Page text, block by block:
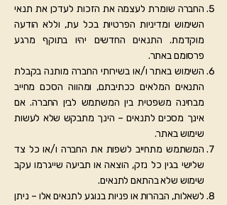
החברה שומרת לעצמה את הזכות לעדכן את תנאי
השימוש ומדיניות הפרטיות בכל עת, וללא הודעה
מוקדמת. התנאים החדשים יהיו בתוקף מרגע
פרסומם באתר.
השימוש באתר ו/או בשירותי החברה מותנה בקבלת
התנאים המלאים ככתיבתם, ומהווה הסכם מחייב
מבחינה משפטית בין המשתמש לבין החברה. אם
אינך מסכים לתנאים – הינך מתבקש שלא לעשות
שימוש באתר.
המשתמש מתחייב לשפות את החברה ו/או כל צד
שלישי בגין כל נזק, הוצאה או תביעה שייגרמו עקב
שימוש שלא בהתאם לתנאים.
לשאלות, הבהרות או פניות בנוגע לתנאים אלו – ניתן